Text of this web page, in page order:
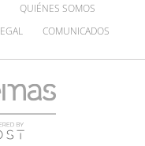
QUIÉNES SOMOS
COMUNICADOS